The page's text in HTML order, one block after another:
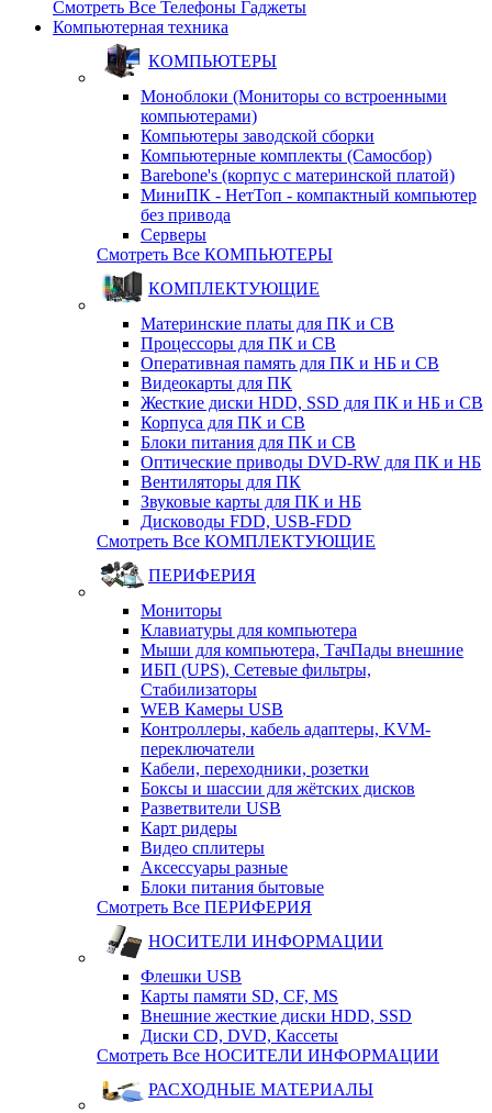
Смотреть Все Телефоны Гаджеты
Компьютерная техника
КОМПЬЮТЕРЫ
Моноблоки (Мониторы со встроенными
компьютерами)
Компьютеры заводской сборки
Компьютерные комплекты (Самосбор)
Barebone's (корпус с материнской платой)
МиниПК - НетТоп - компактный компьютер
без привода
Серверы
Смотреть Все КОМПЬЮТЕРЫ
КОМПЛЕКТУЮЩИЕ
Материнские платы для ПК и СВ
Процессоры для ПК и СВ
Оперативная память для ПК и НБ и СВ
Видеокарты для ПК
Жесткие диски HDD, SSD для ПК и НБ и СВ
Корпуса для ПК и СВ
Блоки питания для ПК и СВ
Оптические приводы DVD-RW для ПК и НБ
Вентиляторы для ПК
Звуковые карты для ПК и НБ
Дисководы FDD, USB-FDD
Смотреть Все КОМПЛЕКТУЮЩИЕ
ПЕРИФЕРИЯ
Мониторы
Клавиатуры для компьютера
Мыши для компьютера, ТачПады внешние
ИБП (UPS), Cетевые фильтры,
Cтабилизаторы
WEB Камеры USB
Контроллеры, кабель адаптеры, KVM-
переключатели
Кабели, переходники, розетки
Боксы и шассии для жётских дисков
Разветвители USB
Карт ридеры
Видео сплитеры
Аксессуары разные
Блоки питания бытовые
Смотреть Все ПЕРИФЕРИЯ
НОСИТЕЛИ ИНФОРМАЦИИ
Флешки USB
Карты памяти SD, CF, MS
Внешние жесткие диски HDD, SSD
Диски CD, DVD, Кассеты
Смотреть Все НОСИТЕЛИ ИНФОРМАЦИИ
РАСХОДНЫЕ МАТЕРИАЛЫ